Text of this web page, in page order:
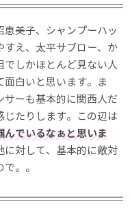
美子、シャンプーハッ
すえ、太平サブロー、か
しかほとんど見ない人
白いと思います。ま
ーも基本的に関西人だ
じたりします。この辺は
んでいるなぁと思いま
に対して、基本的に敵対
。。